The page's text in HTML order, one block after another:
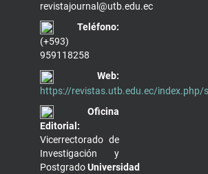
revistajournal@utb.edu.ec
Teléfono:
(+593)
959118258
Web:
https://revistas.utb.edu.ec/index.php/
Oficina
Editorial:
Vicerrectorado de
Investigación y
PostgradoUniversidad